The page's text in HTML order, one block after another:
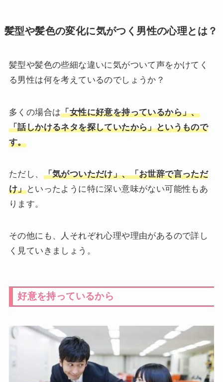
髪型や髪色の変化に気がつく男性の心理とは？
髪型や髪色の些細な違いに気がついて声をかけてく
る男性は何を考えているのでしょうか？
多くの場合は「女性に好意を持っているから」、
「話しかけるネタを探していたから」というもので
す。
ただし、 「気がついただけ」、「お世辞で言っただ
け」といったように特に深い意味がない可能性もあ
ります。
その他にも、人それぞれ心理や理由があるので詳し
く見ていきましょう。
好意を持っているから